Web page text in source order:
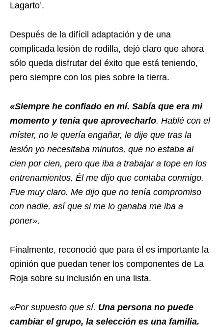
Lagarto’.
Después de la difícil adaptación y de una
complicada lesión de rodilla, dejó claro que ahora
sólo queda disfrutar del éxito que está teniendo,
pero siempre con los pies sobre la tierra.
«Siempre he confiado en mí. Sabía que era mi
momento y tenía que aprovecharlo. Hablé con el
míster, no le quería engañar, le dije que tras la
lesión yo necesitaba minutos, que no estaba al
cien por cien, pero que iba a trabajar a tope en los
entrenamientos. Él me dijo que contaba conmigo.
Fue muy claro. Me dijo que no tenía compromiso
con nadie, así que si me lo ganaba me iba a
poner».
Finalmente, reconoció que para él es importante la
opinión que puedan tener los componentes de La
Roja sobre su inclusión en una lista.
«Por supuesto que sí. Una persona no puede
cambiar el grupo, la selección es una familia.